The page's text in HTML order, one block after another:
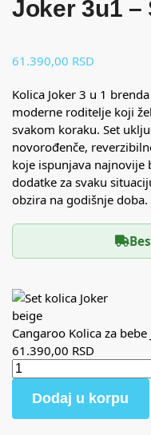
Joker 3u1 –
61.390,00 RSD
Kolica Joker 3 u 1
moderne roditelje koji
svakom koraku. Set
novorođenče,
koje ispunjava najnovije
dodatke za svaku
obzira na godišnje doba.
Cangaroo Kolica za bebe
61.390,00 RSD
Dodaj u korpu